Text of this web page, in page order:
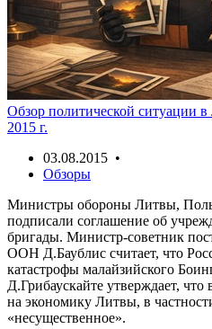
Обзор политической ситуации
2015 г.
03.08.2015 •
Обзоры
Министры обороны Литвы,
подписали соглашение об
бригады. Министр-советник
ООН Д.Баублис считает, что
катастрофы малайзийского
Д.Грибаускайте утверждает, что
на экономику Литвы, в
«несущественное».